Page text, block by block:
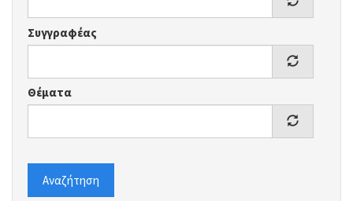
Συγγραφέας
Θέματα
Αναζήτηση